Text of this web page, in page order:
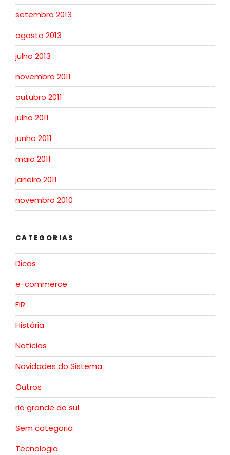
setembro 2013
agosto 2013
julho 2013
novembro 2011
outubro 2011
julho 2011
junho 2011
maio 2011
janeiro 2011
novembro 2010
CATEGORIAS
Dicas
e-commerce
FIR
História
Notícias
Novidades do Sistema
Outros
rio grande do sul
Sem categoria
Tecnologia